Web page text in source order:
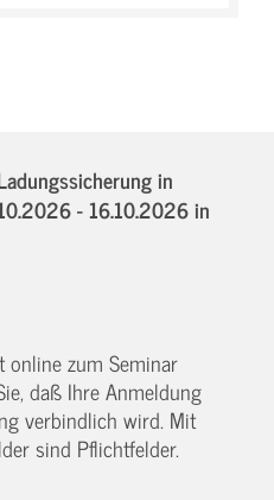
in
- 16.10.2026in
online zum Seminar
daß Ihre Anmeldung
verbindlich wird. Mit
sind Pflichtfelder.